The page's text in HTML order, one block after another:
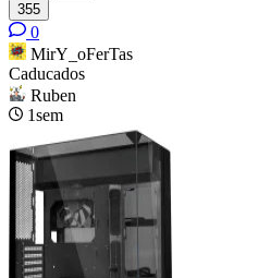
355
0
MirY_oFerTas
Caducados
Ruben
1sem